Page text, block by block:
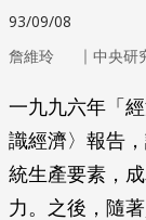
93/09/08
詹維玲 ｜ 中央研
一九九六年「
識經濟〉報告
統生產要素，
力。之後，隨